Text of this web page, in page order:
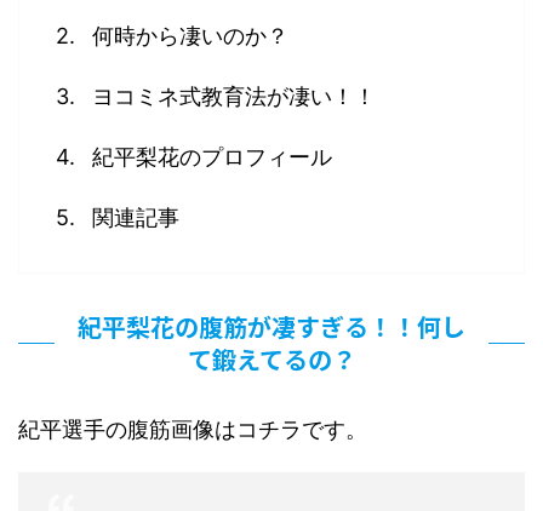
何時から凄いのか？
ヨコミネ式教育法が凄い！！
紀平梨花のプロフィール
関連記事
紀平梨花の腹筋が凄すぎる！！何し
て鍛えてるの？
紀平選手の腹筋画像はコチラです。